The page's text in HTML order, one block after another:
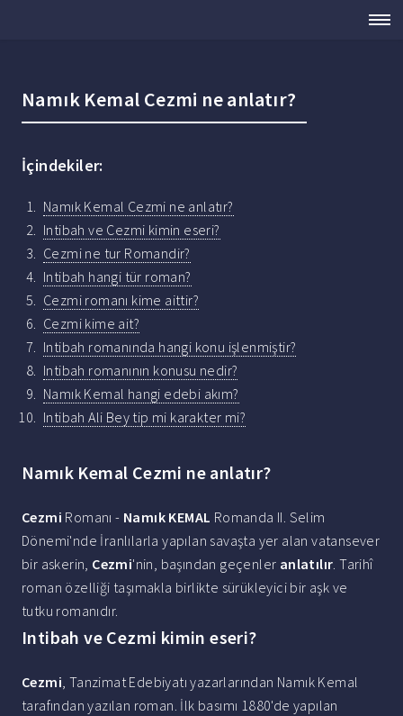
Namık Kemal Cezmi ne anlatır?
İçindekiler:
Namık Kemal Cezmi ne anlatır?
Intibah ve Cezmi kimin eseri?
Cezmi ne tur Romandir?
Intibah hangi tür roman?
Cezmi romanı kime aittir?
Cezmi kime ait?
Intibah romanında hangi konu işlenmiştir?
Intibah romanının konusu nedir?
Namık Kemal hangi edebi akım?
Intibah Ali Bey tip mi karakter mi?
Namık Kemal Cezmi ne anlatır?
Cezmi Romanı - Namık KEMAL Romanda II. Selim
Dönemi'nde İranlılarla yapılan savaşta yer alan vatansever
bir askerin, Cezmi'nin, başından geçenler anlatılır. Tarihî
roman özelliği taşımakla birlikte sürükleyici bir aşk ve
tutku romanıdır.
Intibah ve Cezmi kimin eseri?
Cezmi, Tanzimat Edebiyatı yazarlarından Namık Kemal
tarafından yazılan roman. İlk basımı 1880'de yapılan